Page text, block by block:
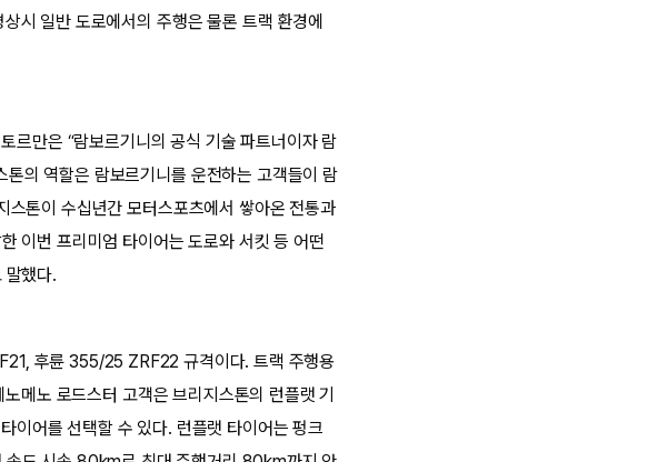
시 일반 도로에서의 주행은 물론 트랙 환경에
만은 “람보르기니의 공식 기술 파트너이자 람
의 역할은 람보르기니를 운전하는 고객들이 람
스톤이 수십년간 모터스포츠에서 쌓아온 전통과
이번 프리미엄 타이어는 도로와 서킷 등 어떤
말했다.
후륜 355/25 ZRF22 규격이다. 트랙 주행용
메노 로드스터 고객은 브리지스톤의 런플랫 기
어를 선택할 수 있다. 런플랫 타이어는 펑크